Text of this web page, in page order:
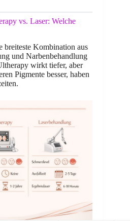
vs. Laser: Welche
breiteste Kombination aus
und Narbenbehandlung
wirkt tiefer, aber
Pigmente besser, haben